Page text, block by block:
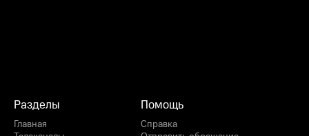
Разделы
Главная
Помощь
Справка